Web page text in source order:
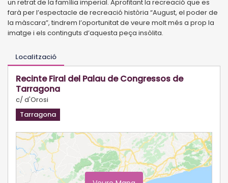
un retrat de la família imperial. Aprofitant la recreació que es
farà per l’espectacle de recreació història “August, el poder de
la màscara”, tindrem l’oportunitat de veure molt més a prop la
imatge i els continguts d’aquesta peça insòlita.
Localització
Recinte Firal del Palau de Congressos de
Tarragona
c/ d'Orosi
Tarragona